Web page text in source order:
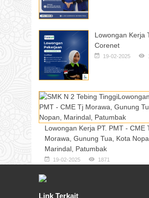
Lowongan Kerja
Corenet
19-02-2025
Lowongan Kerja PT. PMT - CME
Morawa, Gunung Tua, Kota
Marindal, Patumbak
19-02-2025 1871
Link Terkait